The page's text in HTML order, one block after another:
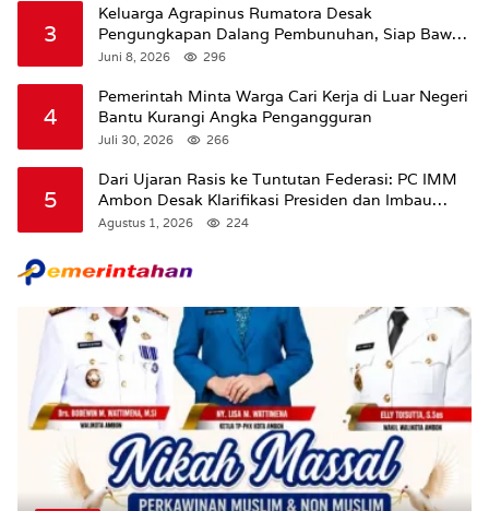
3
Keluarga Agrapinus Rumatora Desak
Pengungkapan Dalang Pembunuhan, Siap Bawa
Kasus ke Komisi III DPR RI
Juni 8, 2026 296
4
Pemerintah Minta Warga Cari Kerja di Luar Negeri
Bantu Kurangi Angka Pengangguran
Juli 30, 2026 266
5
Dari Ujaran Rasis ke Tuntutan Federasi: PC IMM
Ambon Desak Klarifikasi Presiden dan Imbau
Tunda Pengibaran Bendera Merah Putih Di
Agustus 1, 2026 224